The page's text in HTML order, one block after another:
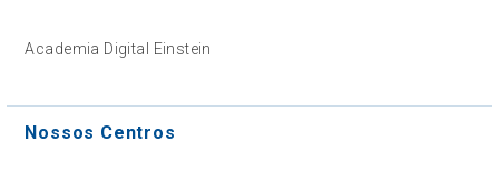
Academia Digital Einstein
Nossos Centros